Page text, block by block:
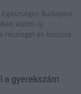
Budapest
között új
részleget és hospice
a gyerekszám